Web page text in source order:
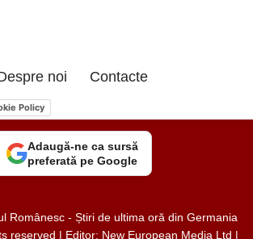
noi Contacte
Policy
Adaugă-ne ca sursă
preferată pe Google
Românesc - Știri de ultima oră din Germania
reserved | Editor: New European Media Ltd |